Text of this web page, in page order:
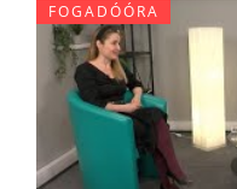
FOGADÓÓRA